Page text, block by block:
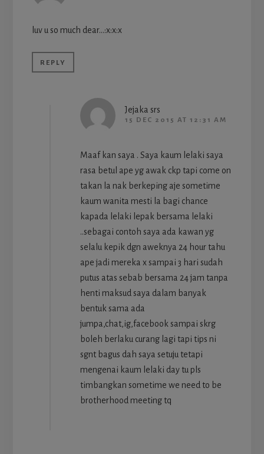
luv u so much dear…:x:x:x
REPLY
Jejaka srs
15 DEC 2015 AT 12:31 AM
Maaf kan saya . Saya kaum lelaki saya
rasa betul ape yg awak ckp tapi come on
takan la nak berkeping aje sometime
kaum wanita mesti la bagi chance
kapada lelaki lepak bersama lelaki
..sebagai contoh saya ada kawan yg
selalu kepik dgn aweknya 24 hour tahu
ape jadi mereka x sampai 3 hari sudah
putus atas sebab bersama 24 jam tanpa
henti maksud saya dalam banyak
bentuk sama ada
jumpa,chat,ig,facebook sampai skrg
boleh berlaku curang lagi tapi tips ni
sgnt bagus dah saya setuju tetapi
mengenai kaum lelaki day tu pls
timbangkan sometime we need to be
brotherhood meeting tq